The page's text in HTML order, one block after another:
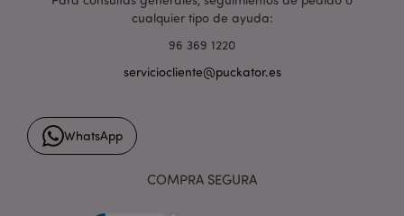
cualquier tipo de ayuda:
96 369 1220
serviciocliente@puckator.es
WhatsApp
COMPRA SEGURA
mage-cache-storage-section-
invalidation
Adobe Inc.
www.puckator.es